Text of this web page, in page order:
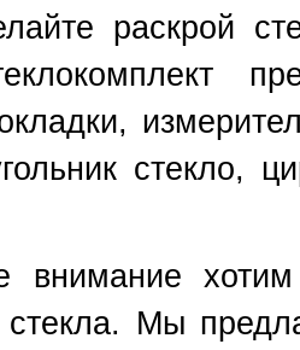
раскрой
стекло,
хотим
Мы